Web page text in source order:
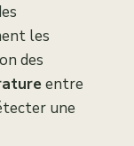
les
des
entre
une